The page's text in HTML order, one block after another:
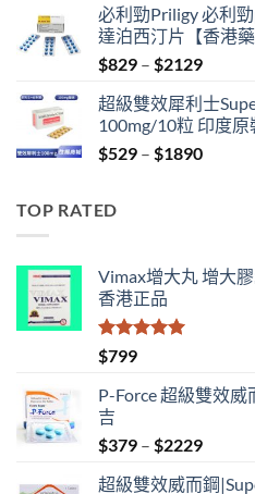
was:
$500.
is:
$399.
必利勁Priligy 必利
達泊西汀片【香港藥
$829 – $2129Price
$829
$2129
超級雙效犀利士
100mg/10粒 印度原
$529 – $1890Price
TOP RATED
Vimax增大丸 增大
香港正品
評分
滿分 5
$799
P-Force 超級雙效威
吉
$379 – $2229Price
$379
超級雙效威而鋼